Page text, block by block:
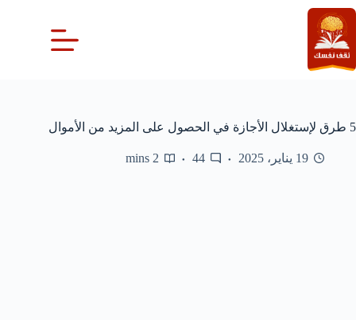
التجاوز
إلى
المحتوى
5 طرق لإستغلال الأجازة في الحصول على المزيد من الأموال
19 يناير، 2025 44
2 mins